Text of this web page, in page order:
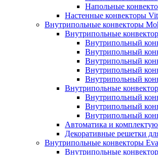
Напольные
Настенные конвекторы
Внутрипольные конвекторы
Внутрипольные
Внутрипольный
Внутрипольный
Внутрипольный
Внутрипольный
Внутрипольный
Внутрипольные
Внутрипольный
Внутрипольный
Внутрипольный
Автоматика и
Декоративные решетки
Внутрипольные конвекторы Eva
Внутрипольные